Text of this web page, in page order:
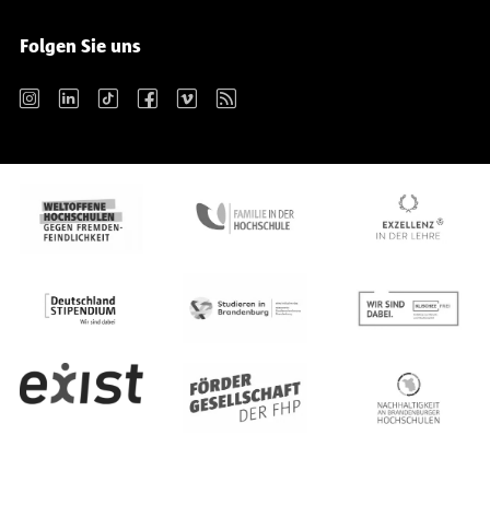
Folgen Sie uns
Instagram LinkedIn TikTok Facebook Vimeo RSS